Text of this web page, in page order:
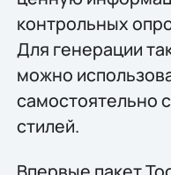
контрольных
Для генерации
можно
самостоятельно
стилей.